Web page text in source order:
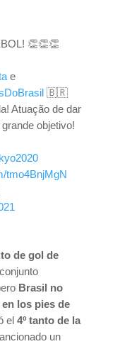
👏👏👏
e
🇧🇷
Atuação de dar
objetivo!
tmo4BnjMgN
de gol de
Brasil no
los pies de
el 4º tanto de la
un